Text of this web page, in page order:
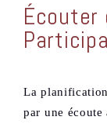
Écouter
La
par une écoute